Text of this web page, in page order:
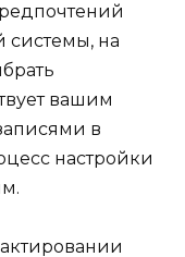
системы, на
вашим
в
настройки